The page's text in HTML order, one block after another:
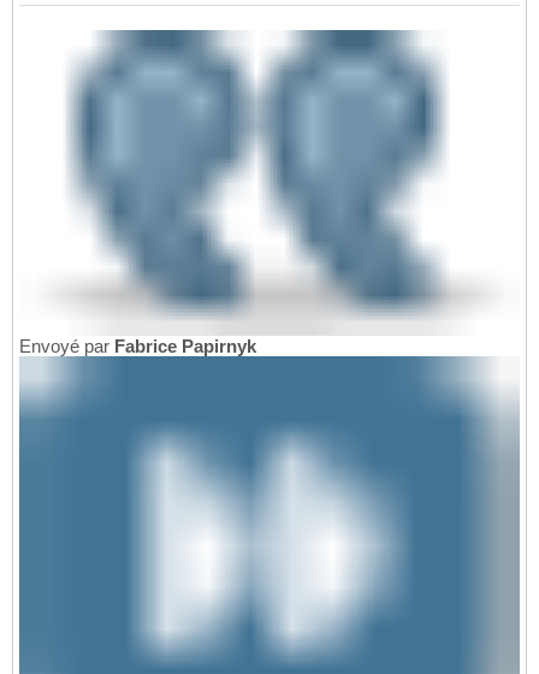
Envoyé par Fabrice Papirnyk